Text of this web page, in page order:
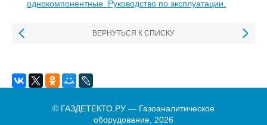
однокомпонентные. Руководство по эксплуатации.
ВЕРНУТЬСЯ К СПИСКУ
© ГАЗДЕТЕКТО.РУ — Газоаналитическое
оборудование, 2026